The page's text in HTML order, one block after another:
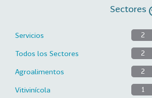
Sectores
Servicios 2
Todos los Sectores 2
Agroalimentos 2
Vitivinícola 1